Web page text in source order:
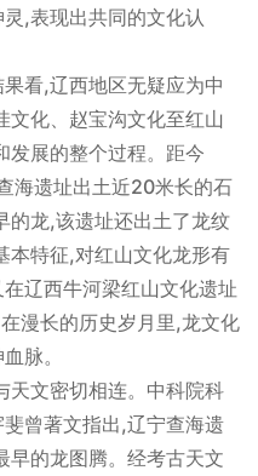
,表现出共同的文化认
看,辽西地区无疑应为中
文化、赵宝沟文化至红山
发展的整个过程。距今
海遗址出土近20米长的石
的龙,该遗址还出土了龙纹
本特征,对红山文化龙形有
辽西牛河梁红山文化遗址
漫长的历史岁月里,龙文化
脉。
文密切相连。中科院科
曾著文指出,辽宁查海遗
早的龙图腾。经考古天文